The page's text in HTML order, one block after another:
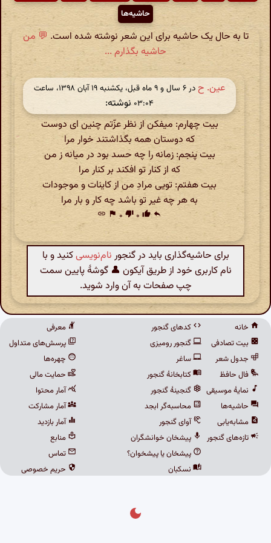
حاشیه‌ها
تا به حال یک حاشیه برای این شعر نوشته شده است. 💬 من
حاشیه بگذارم ...
عین. ح
در ‫۶ سال و ۹ ماه قبل، یکشنبه ۱۹ آبان ۱۳۹۸، ساعت
۰۳:۰۴نوشته:
بیت چهارم: میفکن از نظر عزّتم چنین ای دوست
که دوستان همه بگذاشتند خوار مرا
بیت پنجم: زمانه را چه حسد بود در میانه ز من
که از کنار تو افکند بر کنار مرا
بیت هفتم: تویی مرادِ من از کاینات و موجودات
به هر چه غیر تو باشد چه کار و بار مرا
reply
thumb_up ۰ thumb_down ۰ flag
link
برای حاشیه‌گذاری باید در گنجور نام‌نویسیکنید و با
نام کاربری خود از طریق آیکون 👤 گوشهٔ پایین سمت
چپ صفحات به آن وارد شوید.
خانه
بیت تصادفی
جدول شعر
فال حافظ
نمایهٔ موسیقی
حاشیه‌ها
مشابه‌یابی
تازه‌های گنجور
کدهای گنجور
گنجور رومیزی
ساغر
کتابخانهٔ گنجور
گنجینهٔ گنجور
محاسبه‌گر ابجد
آوای گنجور
پیشخان خوانشگران
پیشخان یا پیشخوان؟
نسکبان
معرفی
پرسش‌های متداول
چهره‌ها
حمایت مالی
آمار محتوا
آمار مشارکت
آمار بازدید
منابع
تماس
حریم خصوصی